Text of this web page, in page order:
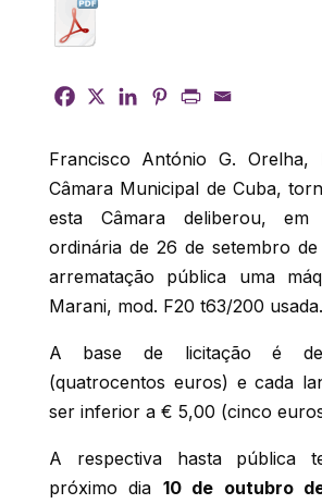
Francisco António G. Orelha,
Câmara Municipal de Cuba,
esta Câmara deliberou, em
ordinária de 26 de setembro
arrematação pública uma
Marani, mod. F20 t63/200 usada.
A base de licitação é
(quatrocentos euros) e cada
ser inferior a € 5,00 (cinco
A respectiva hasta pública
próximo dia 10 de outubro